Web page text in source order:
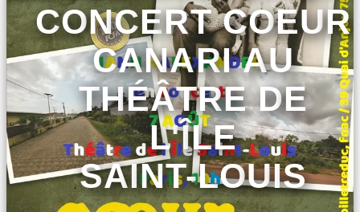
CONCERT COEUR
CANARI AU
THÉÂTRE DE
L'ÎLE
SAINT-LOUIS